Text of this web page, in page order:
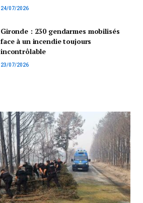
24/07/2026
Gironde : 230 gendarmes mobilisés
face à un incendie toujours
incontrôlable
23/07/2026